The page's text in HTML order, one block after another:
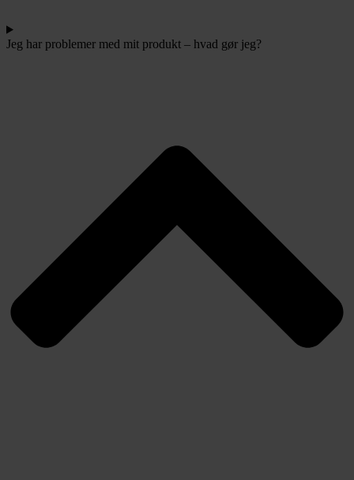
Jeg har problemer med mit produkt – hvad gør jeg?